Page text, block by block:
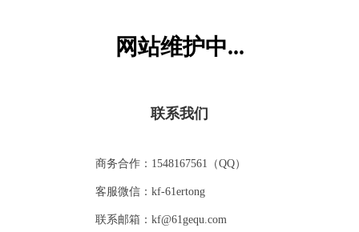
网站维护中...
联系我们
商务合作：1548167561（QQ）
客服微信：kf-61ertong
联系邮箱：kf@61gequ.com